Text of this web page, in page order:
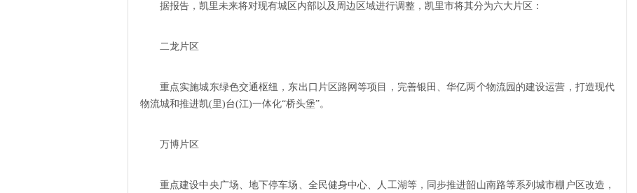
据报告，凯里未来将对现有城区内部以及周边区域进行调整，凯里市将其分为六大片区：
二龙片区
重点实施城东绿色交通枢纽，东出口片区路网等项目，完善银田、华亿两个物流园的建设运营，打造现代
物流城和推进凯(里)台(江)一体化“桥头堡”。
万博片区
重点建设中央广场、地下停车场、全民健身中心、人工湖等，同步推进韶山南路等系列城市棚户区改造，